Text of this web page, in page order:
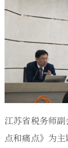
江苏省税务师
点和痛点》为